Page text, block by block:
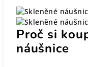
Proč si
náušnice